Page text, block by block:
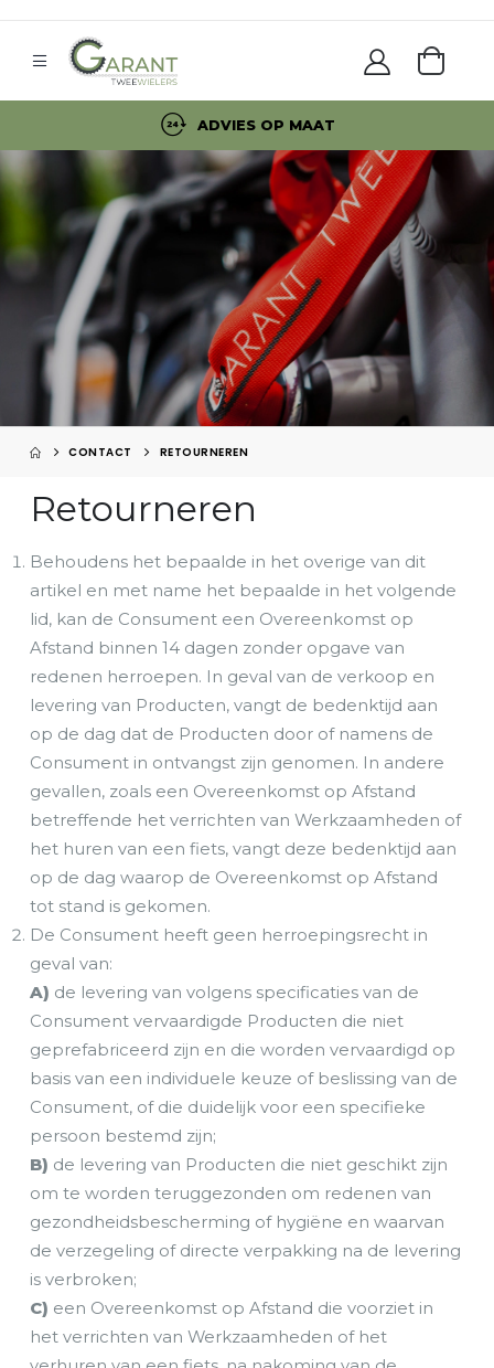
ADVIES OP MAAT
CONTACT RETOURNEREN
Retourneren
Behoudens het bepaalde in het overige van dit
artikel en met name het bepaalde in het volgende
lid, kan de Consument een Overeenkomst op
Afstand binnen 14 dagen zonder opgave van
redenen herroepen. In geval van de verkoop en
levering van Producten, vangt de bedenktijd aan
op de dag dat de Producten door of namens de
Consument in ontvangst zijn genomen. In andere
gevallen, zoals een Overeenkomst op Afstand
betreffende het verrichten van Werkzaamheden of
het huren van een fiets, vangt deze bedenktijd aan
op de dag waarop de Overeenkomst op Afstand
tot stand is gekomen.
De Consument heeft geen herroepingsrecht in
geval van:
A) de levering van volgens specificaties van de
Consument vervaardigde Producten die niet
geprefabriceerd zijn en die worden vervaardigd op
basis van een individuele keuze of beslissing van de
Consument, of die duidelijk voor een specifieke
persoon bestemd zijn;
B) de levering van Producten die niet geschikt zijn
om te worden teruggezonden om redenen van
gezondheidsbescherming of hygiëne en waarvan
de verzegeling of directe verpakking na de levering
is verbroken;
C) een Overeenkomst op Afstand die voorziet in
het verrichten van Werkzaamheden of het